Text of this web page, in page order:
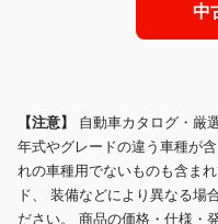
中
【注意】 自動車カタログ・厳
年式やグレードの違う車種が
れの車種用でないものも含ま
ド、 装備などにより異なる場
ださい。 商品の価格・仕様・